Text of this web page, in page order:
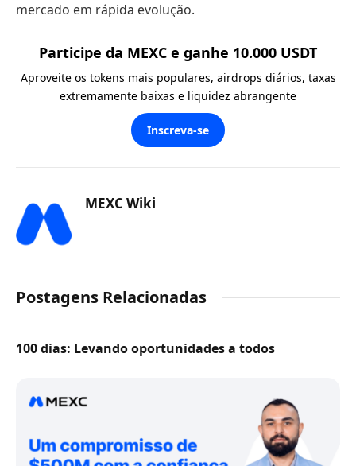
mercado em rápida evolução.
Participe da MEXC e ganhe 10.000 USDT
Aproveite os tokens mais populares, airdrops diários, taxas
extremamente baixas e liquidez abrangente
Inscreva-se
MEXC Wiki
Postagens Relacionadas
100 dias: Levando oportunidades a todos